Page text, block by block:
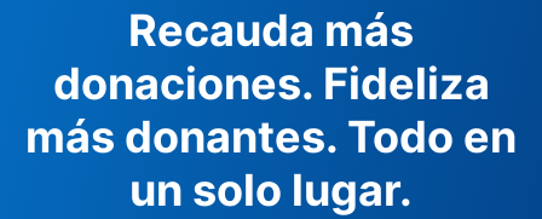
Recauda más
donaciones. Fideliza
más donantes. Todo en
un solo lugar.